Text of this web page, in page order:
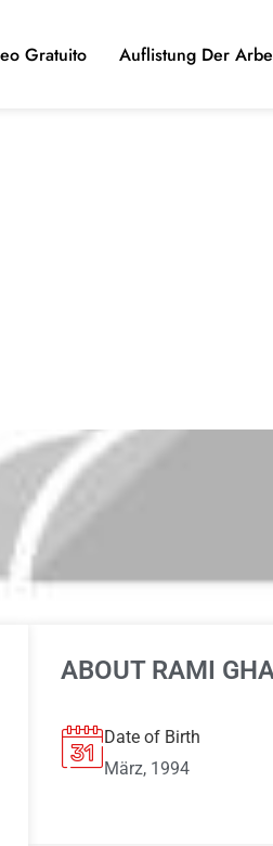
Gratuito Auflistung Der
ABOUT RAMI
Date of Birth
März, 1994